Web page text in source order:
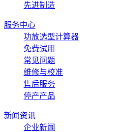
先进制造
服务中心
功放选型计算器
免费试用
常见问题
维修与校准
售后服务
停产产品
新闻资讯
企业新闻